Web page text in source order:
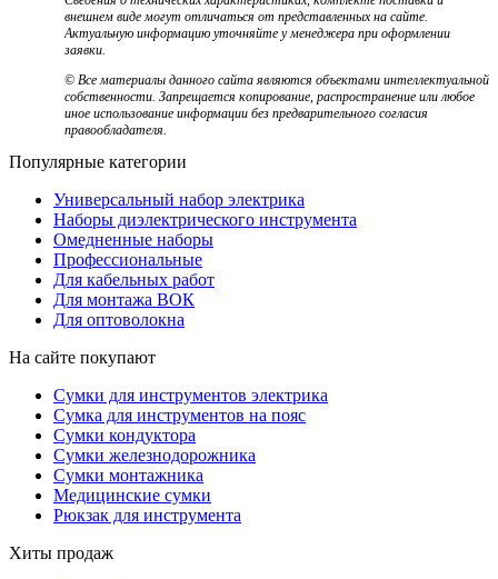
внешнем виде могут отличаться от представленных на сайте.
Актуальную информацию уточняйте у менеджера при оформлении
заявки.
© Все материалы данного сайта являются объектами интеллектуальной
собственности. Запрещается копирование, распространение или любое
иное использование информации без предварительного согласия
правообладателя.
Популярные категории
Универсальный набор электрика
Наборы диэлектрического инструмента
Омедненные наборы
Профессиональные
Для кабельных работ
Для монтажа ВОК
Для оптоволокна
На сайте покупают
Сумки для инструментов электрика
Сумка для инструментов на пояс
Сумки кондуктора
Сумки железнодорожника
Сумки монтажника
Медицинские сумки
Рюкзак для инструмента
Хиты продаж